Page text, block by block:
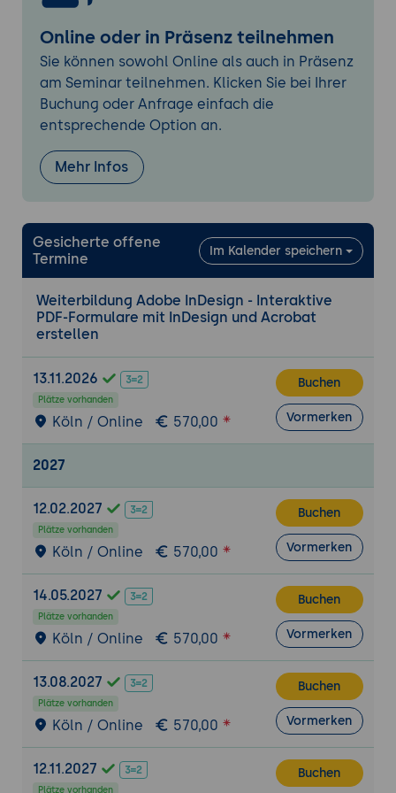
Standardwerte festlegen
Exportwerte konfigurieren
Schreibschutz und Sichtbarkeit steuern
Formatierungsoptionen nutzen
6. Interaktivität und Benutzerführung
Ereignisse und Aktionen definieren
Schaltflächenfunktionen erstellen
Formularnavigation optimieren
gestalten
7. Erweiterte Formularfunktionen in Adobe
Acrobat
Formularfelder automatisch erkennen
Feldstrukturen optimieren
Datumsfelder erstellen
Berechnungen und Formeln einsetzen
Tabulatorreihenfolge anpassen
Plausibilitätsprüfungen einrichten
Pflichtfeldprüfungen konfigurieren
Fehlervermeidung durch Benutzerführung
Qualitätssicherung von Formularen
Grundlagen digitaler Signaturen
Signaturfelder einrichten
Dokumentfreigaben digital unterstützen
Rechtliche und organisatorische Aspekte
10. Barrierefreie PDF-Formulare
Grundlagen der Barrierefreiheit
Anforderungen an PDF/UA
Zugängliche Formularstrukturen erstellen
Online oder in Präsenz teilnehmen
Sie können sowohl Online als auch in Präsenz
am Seminar teilnehmen. Klicken Sie bei Ihrer
Buchung oder Anfrage einfach die
entsprechende Option an.
Mehr Infos
Gesicherte offene
Termine
Im Kalender speichern
Weiterbildung Adobe InDesign - Interaktive
PDF-Formulare mit InDesign und Acrobat
erstellen
13.11.2026
Plätze vorhanden
Köln / Online 570,00
Buchen
Vormerken
2027
12.02.2027
Plätze vorhanden
Köln / Online 570,00
Buchen
Vormerken
14.05.2027
Plätze vorhanden
Köln / Online 570,00
Buchen
Vormerken
13.08.2027
Plätze vorhanden
Köln / Online 570,00
Buchen
Vormerken
12.11.2027
Plätze vorhanden
Buchen